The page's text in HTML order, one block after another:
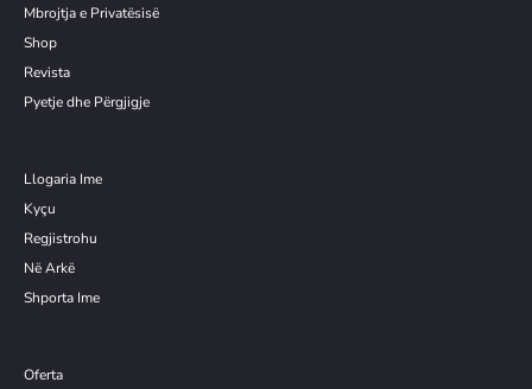
Mbrojtja e Privatësisë
Shop
Revista
Pyetje dhe Përgjigje
Llogaria Ime
Kyçu
Regjistrohu
Në Arkë
Shporta Ime
Oferta